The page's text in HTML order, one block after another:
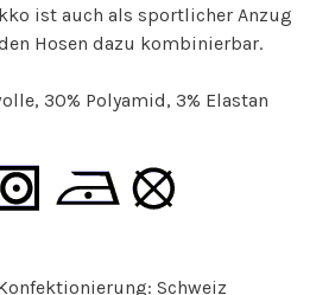
ist auch als sportlicher Anzug
Hosen dazu kombinierbar.
30% Polyamid, 3% Elastan
Schweiz